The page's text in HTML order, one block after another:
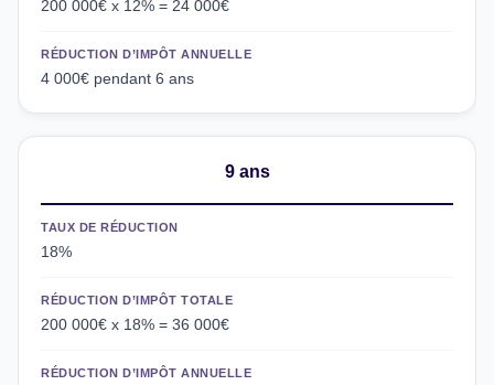
200 000€ x 12% = 24 000€
RÉDUCTION D’IMPÔT ANNUELLE
4 000€ pendant 6 ans
9 ans
TAUX DE RÉDUCTION
18%
RÉDUCTION D’IMPÔT TOTALE
200 000€ x 18% = 36 000€
RÉDUCTION D’IMPÔT ANNUELLE